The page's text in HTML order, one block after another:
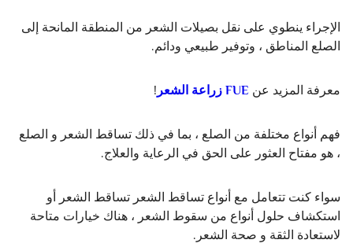
الإجراء ينطوي على نقل بصيلات الشعر من المنطقة المانحة إلى
الصلع المناطق ، وتوفير طبيعي ودائم.
معرفة المزيد عن FUE زراعة الشعر !
فهم أنواع مختلفة من الصلع ، بما في ذلك تساقط الشعر و الصلع
، هو مفتاح العثور على الحق في الرعاية والعلاج.
سواء كنت تتعامل مع أنواع تساقط الشعر تساقط الشعر أو
استكشاف حلول أنواع من سقوط الشعر ، هناك خيارات متاحة
لاستعادة الثقة و صحة الشعر.